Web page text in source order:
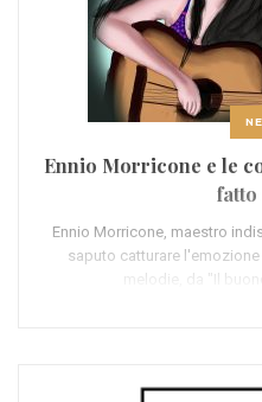
Ennio Morricone e le
Ennio Morricone, maestro
saputo catturare
melodie, da "Il